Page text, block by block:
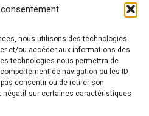
nous utilisons des technologies
et/ou accéder aux informations des
technologies nous permettra de
de navigation ou les ID
consentir ou de retirer son
négatif sur certaines caractéristiques
venez visiter notre shop
motos